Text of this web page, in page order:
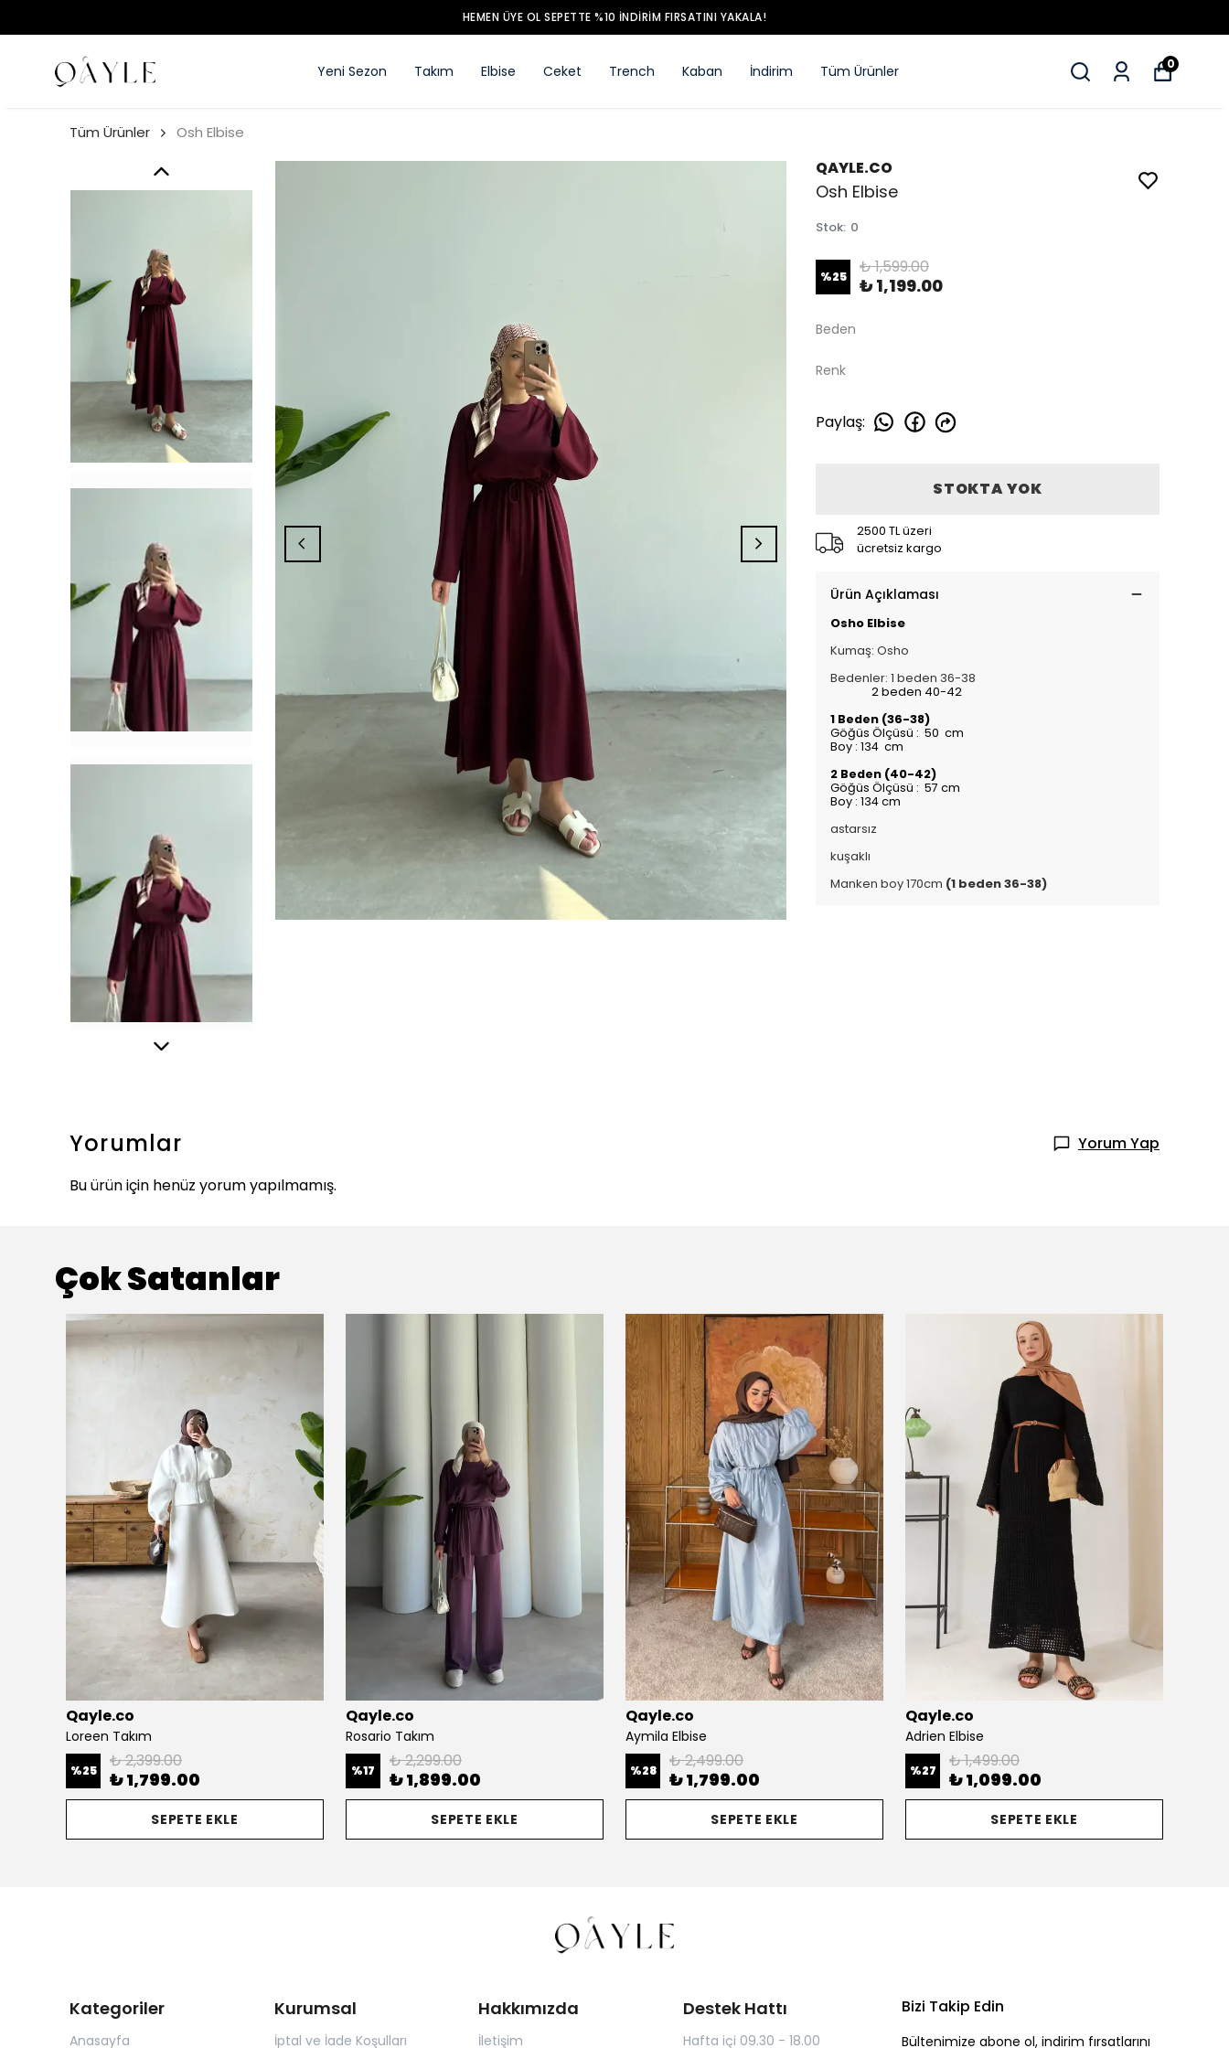
HEMEN ÜYE OL SEPETTE %10 İNDİRİM FIRSATINI YAKALA!
Yeni Sezon Takım Elbise Ceket Trench Kaban İndirim Tüm Ürünler 0
Tüm Ürünler Osh Elbise
QAYLE.CO
Osh Elbise
Stok: 0
%25 ₺ 1,599.00
₺ 1,199.00
Beden
Renk
Paylaş:
STOKTA YOK
2500 TL üzeri
ücretsiz kargo
Ürün Açıklaması
Osho Elbise
Kumaş: Osho
Bedenler: 1 beden 36-38
2 beden 40-42
1 Beden (36-38)
Göğüs Ölçüsü : 50 cm
Boy : 134 cm
2 Beden (40-42)
Göğüs Ölçüsü : 57 cm
Boy : 134 cm
astarsız
kuşaklı
Manken boy 170cm (1 beden 36-38)
Yorumlar
Yorum Yap
Bu ürün için henüz yorum yapılmamış.
Çok Satanlar
Qayle.co
Loreen Takım
%25 ₺ 2,399.00
₺ 1,799.00
SEPETE EKLE
Qayle.co
Rosario Takım
%17 ₺ 2,299.00
₺ 1,899.00
SEPETE EKLE
Qayle.co
Aymila Elbise
%28 ₺ 2,499.00
₺ 1,799.00
SEPETE EKLE
Qayle.co
Adrien Elbise
%27 ₺ 1,499.00
₺ 1,099.00
SEPETE EKLE
Kategoriler
Anasayfa
Kurumsal
İptal ve İade Koşulları
Hakkımızda
İletişim
Destek Hattı
Hafta içi 09.30 - 18.00
Bizi Takip Edin
Bültenimize abone ol, indirim fırsatlarını